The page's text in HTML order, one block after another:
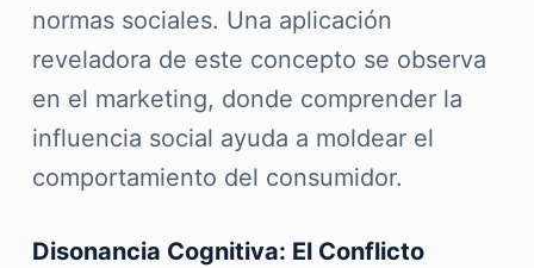
normas sociales. Una aplicación
reveladora de este concepto se observa
en el marketing, donde comprender la
influencia social ayuda a moldear el
comportamiento del consumidor.
Disonancia Cognitiva: El Conflicto